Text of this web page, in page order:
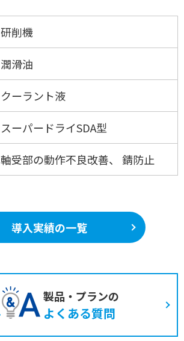
研削機
潤滑油
クーラント液
スーパードライSDA型
軸受部の動作不良改善、 錆防止
導入実績の一覧
製品・プランの
よくある質問